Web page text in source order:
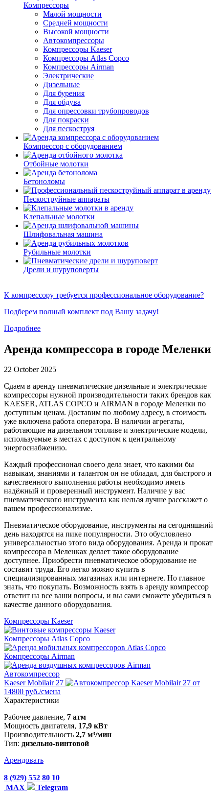
Компрессоры
Малой мощности
Средней мощности
Высокой мощности
Автокомпрессоры
Компрессоры Kaeser
Компрессоры Atlas Copco
Компрессоры Airman
Электрические
Дизельные
Для бурения
Для обдува
Для опрессовки трубопроводов
Для покраски
Для пескоструя
Компрессор с оборудованием
Отбойные молотки
Бетоноломы
Пескоструйные аппараты
Клепальные молотки
Шлифовальная машина
Рубильные молотки
Дрели и шуруповерты
К компрессору требуется профессиональное оборудование?
Подберем полный комплект под Вашу задачу!
Подробнее
Аренда компрессора в городе Меленки
22 October 2025
Сдаем в аренду пневматические дизельные и электрические
компрессоры нужной производительности таких брендов как
KAESER, ATLAS COPCO и AIRMAN в городе Меленки по
доступным ценам. Доставим по любому адресу, в стоимость
уже включена работа оператора. В наличии агрегаты,
работающие на дизельном топливе и электрические модели,
используемые в местах с доступом к центральному
энергоснабжению.
Каждый профессионал своего дела знает, что какими бы
навыкам, знаниями и талантом он не обладал, для быстрого и
качественного выполнения работы необходимо иметь
надёжный и проверенный инструмент. Наличие у вас
пневматического инструмента как нельзя лучше расскажет о
вашем профессионализме.
Пневматическое оборудование, инструменты на сегодняшний
день находятся на пике популярности. Это обусловлено
универсальностью этого вида оборудования. Аренда и прокат
компрессора в Меленках делает такое оборудование
доступнее. Приобрести пневматическое оборудование не
составит труда. Его легко можно купить в
специализированных магазинах или интернете. Но главное
знать, что покупать. Возможность взять в аренду компрессор
ответит на все ваши вопросы, и вы сами сможете убедиться в
качестве данного оборудования.
Компрессоры Kaeser
Компрессоры Atlas Copco
Компрессоры Airman
Автокомпрессор
Kaeser Mobilair 27
от
14800 руб./смена
Характеристики
Рабочее давление, 7 атм
Мощность двигателя, 17,9 кВт
Производительность 2,7 м³/мин
Тип: дизельно-винтовой
Арендовать
8 (929) 552 80 10
MAX
Telegram